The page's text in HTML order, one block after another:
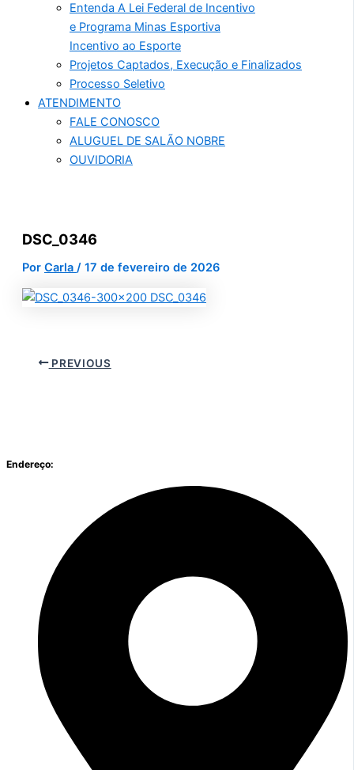
Entenda A Lei Federal de Incentivo
e Programa Minas Esportiva
Incentivo ao Esporte
Projetos Captados, Execução e Finalizados
Processo Seletivo
ATENDIMENTO
FALE CONOSCO
ALUGUEL DE SALÃO NOBRE
OUVIDORIA
DSC_0346
Por Carla / 17 de fevereiro de 2026
PREVIOUS
Endereço: